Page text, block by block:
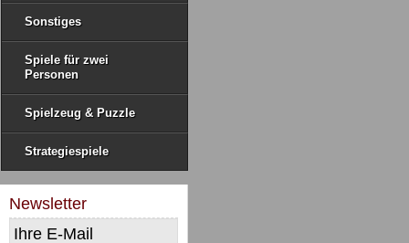
Sonstiges
Spiele für zwei
Personen
Spielzeug & Puzzle
Strategiespiele
Newsletter